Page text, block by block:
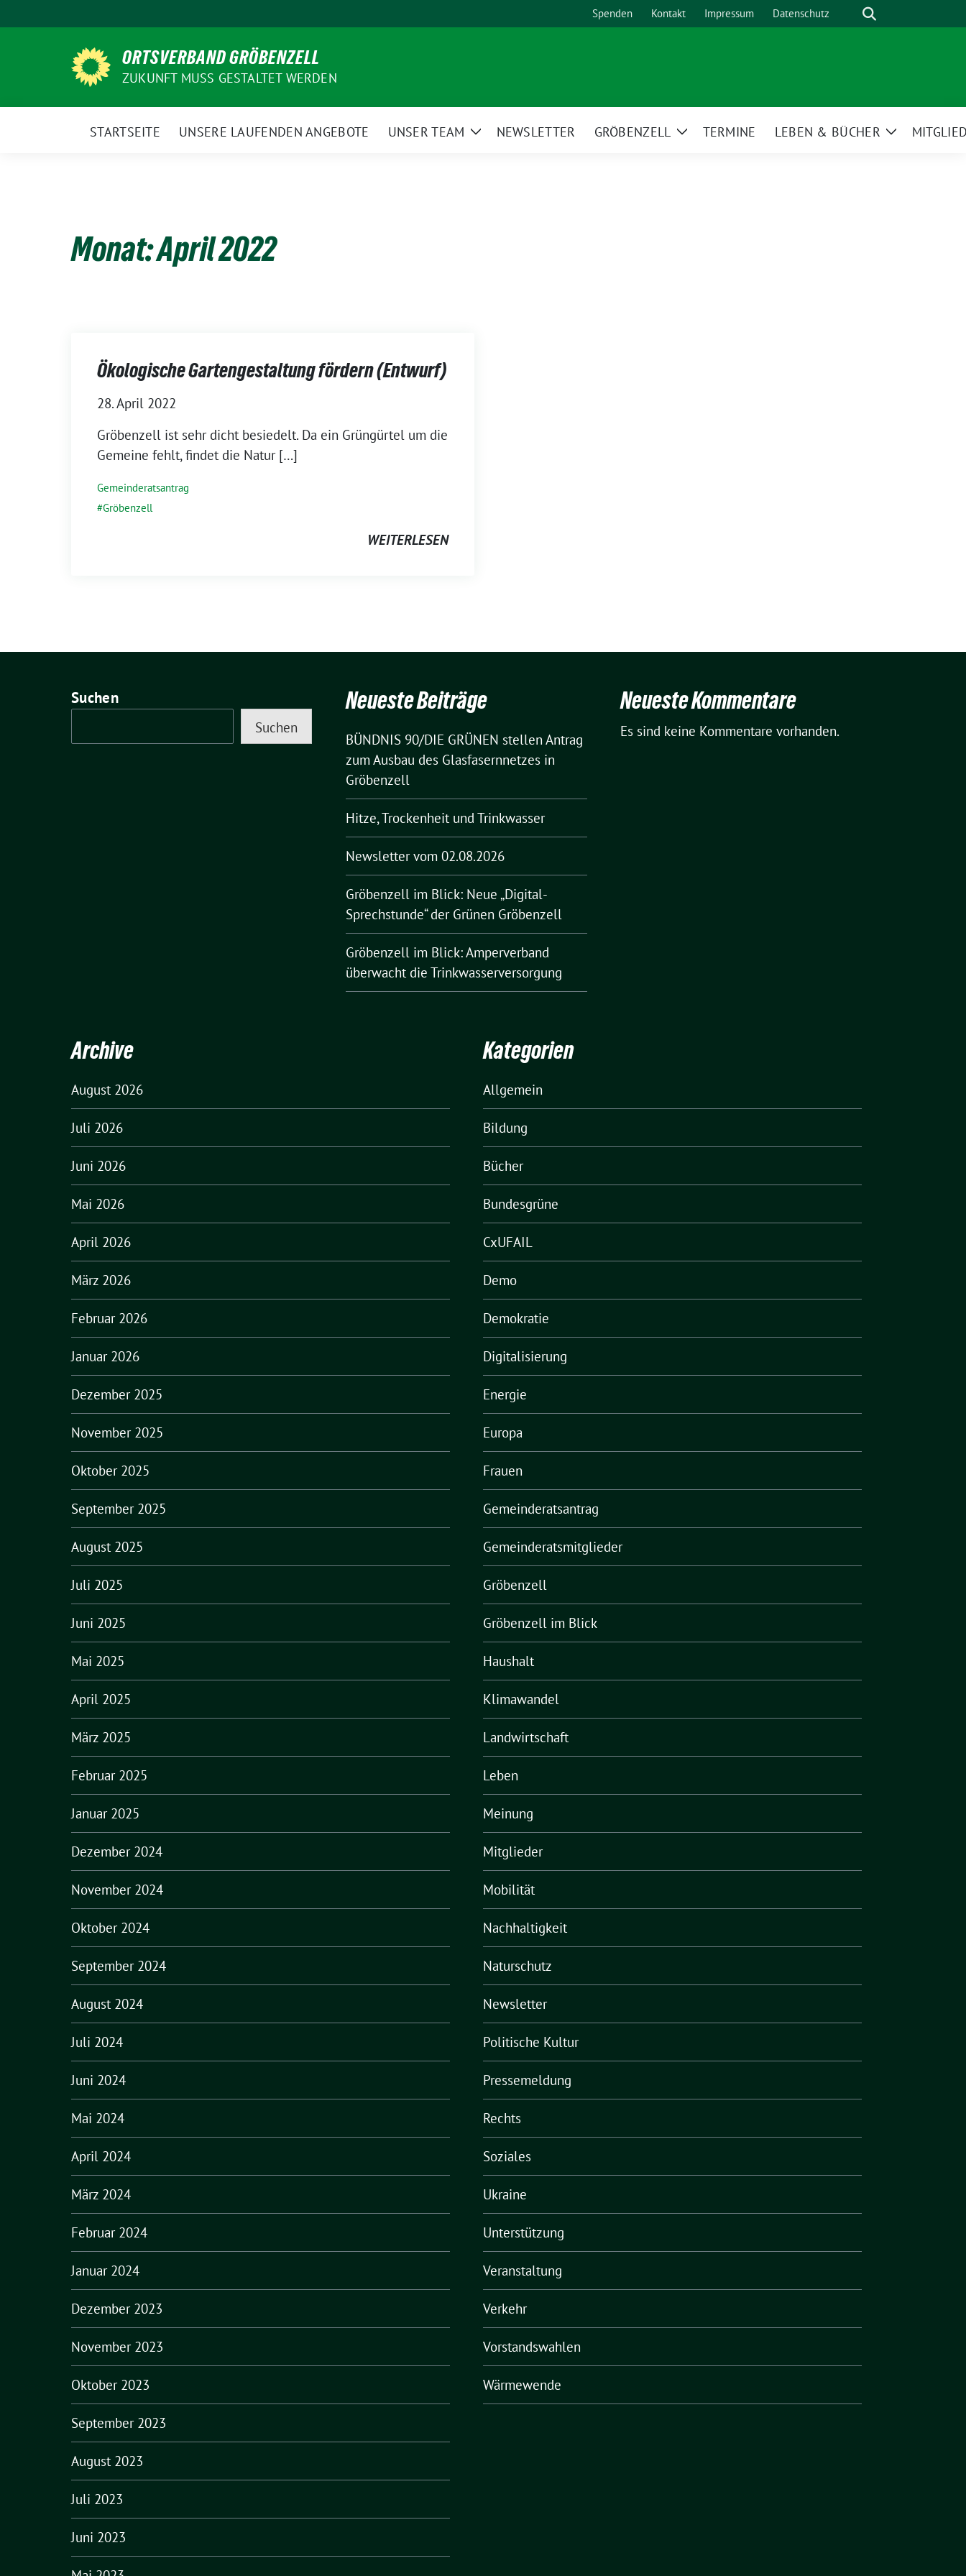
zum
Spenden Kontakt Impressum Datenschutz Suche
ORTSVERBAND GRÖBENZELL
ZUKUNFT MUSS GESTALTET WERDEN
STARTSEITE UNSERE LAUFENDEN ANGEBOTE UNSER TEAM
ZeigeNEWSLETTER GRÖBENZELL
ZeigeTERMINE LEBEN & BÜCHER
Zeige
Monat:April 2022
Ökologische Gartengestaltung fördern (Entwurf)
28. April 2022
Gröbenzell ist sehr dicht besiedelt. Da ein Grüngürtel um die
Gemeine fehlt, findet die Natur […]
Gemeinderatsantrag
Gröbenzell
WEITERLESEN
Suchen
Suchen
Neueste Beiträge
BÜNDNIS 90/DIE GRÜNEN stellen Antrag
zum Ausbau des Glasfasernnetzes in
Gröbenzell
Hitze, Trockenheit und Trinkwasser
Newsletter vom 02.08.2026
Gröbenzell im Blick: Neue „Digital-
Sprechstunde“ der Grünen Gröbenzell
Gröbenzell im Blick: Amperverband
überwacht die Trinkwasserversorgung
Neueste Kommentare
Es sind keine Kommentare vorhanden.
Archive
August 2026
Juli 2026
Juni 2026
Mai 2026
April 2026
März 2026
Februar 2026
Januar 2026
Dezember 2025
November 2025
Oktober 2025
September 2025
August 2025
Juli 2025
Juni 2025
Mai 2025
April 2025
März 2025
Februar 2025
Januar 2025
Dezember 2024
November 2024
Oktober 2024
September 2024
August 2024
Juli 2024
Juni 2024
Mai 2024
April 2024
März 2024
Februar 2024
Januar 2024
Dezember 2023
November 2023
Oktober 2023
September 2023
August 2023
Juli 2023
Juni 2023
Kategorien
Allgemein
Bildung
Bücher
Bundesgrüne
CxUFAIL
Demo
Demokratie
Digitalisierung
Energie
Europa
Frauen
Gemeinderatsantrag
Gemeinderatsmitglieder
Gröbenzell
Gröbenzell im Blick
Haushalt
Klimawandel
Landwirtschaft
Leben
Meinung
Mitglieder
Mobilität
Nachhaltigkeit
Naturschutz
Newsletter
Politische Kultur
Pressemeldung
Rechts
Soziales
Ukraine
Unterstützung
Veranstaltung
Verkehr
Vorstandswahlen
Wärmewende